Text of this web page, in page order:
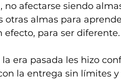
no afectarse siendo
otras almas para
efecto, para ser diferente.
era pasada les hizo
la entrega sin límites